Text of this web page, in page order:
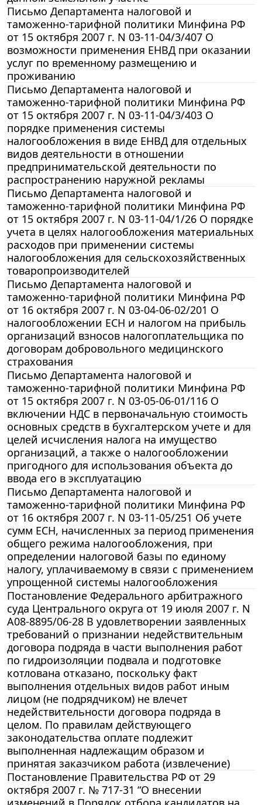
Письмо Департамента налоговой и
таможенно-тарифной политики Минфина РФ
от 15 октября 2007 г. N 03-11-04/3/407 О
возможности применения ЕНВД при оказании
услуг по временному размещению и
проживанию
Письмо Департамента налоговой и
таможенно-тарифной политики Минфина РФ
от 15 октября 2007 г. N 03-11-04/3/403 О
порядке применения системы
налогообложения в виде ЕНВД для отдельных
видов деятельности в отношении
предпринимательской деятельности по
распространению наружной рекламы
Письмо Департамента налоговой и
таможенно-тарифной политики Минфина РФ
от 15 октября 2007 г. N 03-11-04/1/26 О порядке
учета в целях налогообложения материальных
расходов при применении системы
налогообложения для сельскохозяйственных
товаропроизводителей
Письмо Департамента налоговой и
таможенно-тарифной политики Минфина РФ
от 16 октября 2007 г. N 03-04-06-02/201 О
налогообложении ЕСН и налогом на прибыль
организаций взносов налогоплательщика по
договорам добровольного медицинского
страхования
Письмо Департамента налоговой и
таможенно-тарифной политики Минфина РФ
от 15 октября 2007 г. N 03-05-06-01/116 О
включении НДС в первоначальную стоимость
основных средств в бухгалтерском учете и для
целей исчисления налога на имущество
организаций, а также о налогообложении
пригодного для использования объекта до
ввода его в эксплуатацию
Письмо Департамента налоговой и
таможенно-тарифной политики Минфина РФ
от 16 октября 2007 г. N 03-11-05/251 Об учете
сумм ЕСН, начисленных за период применения
общего режима налогообложения, при
определении налоговой базы по единому
налогу, уплачиваемому в связи с применением
упрощенной системы налогообложения
Постановление Федерального арбитражного
суда Центрального округа от 19 июля 2007 г. N
А08-8895/06-28 В удовлетворении заявленных
требований о признании недействительным
договора подряда в части выполнения работ
по гидроизоляции подвала и подготовке
котлована отказано, поскольку факт
выполнения отдельных видов работ иным
лицом (не подрядчиком) не влечет
недействительности договора подряда в
целом. По правилам действующего
законодательства оплате подлежит
выполненная надлежащим образом и
принятая заказчиком работа (извлечение)
Постановление Правительства РФ от 29
октября 2007 г. № 717-31 “О внесении